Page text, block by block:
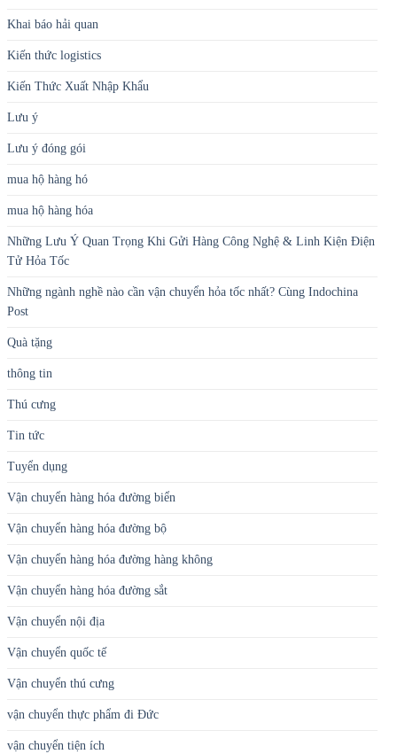
Khai báo hải quan
Kiến thức logistics
Kiến Thức Xuất Nhập Khẩu
Lưu ý
Lưu ý đóng gói
mua hộ hàng hó
mua hộ hàng hóa
Những Lưu Ý Quan Trọng Khi Gửi Hàng Công Nghệ & Linh Kiện Điện
Tử Hỏa Tốc
Những ngành nghề nào cần vận chuyển hỏa tốc nhất? Cùng Indochina
Post
Quà tặng
thông tin
Thú cưng
Tin tức
Tuyển dụng
Vận chuyển hàng hóa đường biển
Vận chuyển hàng hóa đường bộ
Vận chuyển hàng hóa đường hàng không
Vận chuyển hàng hóa đường sắt
Vận chuyển nội địa
Vận chuyển quốc tế
Vận chuyển thú cưng
vận chuyển thực phẩm đi Đức
vận chuyển tiện ích